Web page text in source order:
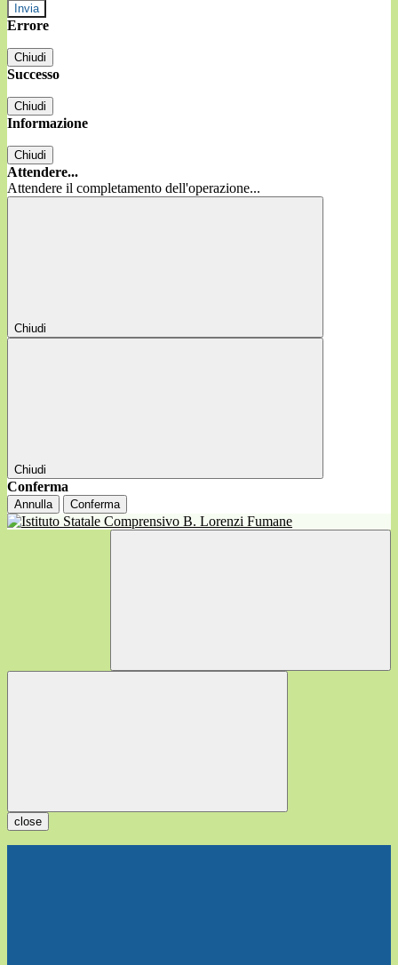
Errore
Chiudi
Successo
Chiudi
Informazione
Chiudi
Attendere...
Attendere il completamento dell'operazione...
Chiudi
Chiudi
Conferma
Annulla Conferma
close